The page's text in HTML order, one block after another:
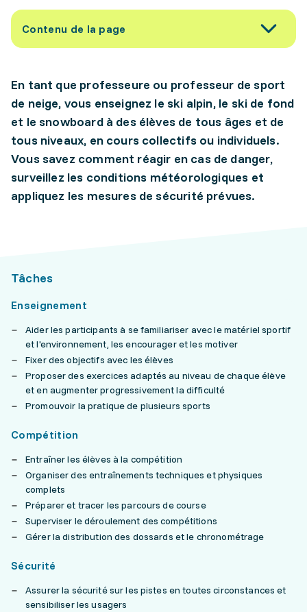
Contenu de la page
En tant que professeure ou professeur de sport
de neige, vous enseignez le ski alpin, le ski de fond
et le snowboard à des élèves de tous âges et de
tous niveaux, en cours collectifs ou individuels.
Vous savez comment réagir en cas de danger,
surveillez les conditions météorologiques et
appliquez les mesures de sécurité prévues.
Tâches
Enseignement
Aider les participants à se familiariser avec le matériel sportif
et l'environnement, les encourager et les motiver
Fixer des objectifs avec les élèves
Proposer des exercices adaptés au niveau de chaque élève
et en augmenter progressivement la difficulté
Promouvoir la pratique de plusieurs sports
Compétition
Entraîner les élèves à la compétition
Organiser des entraînements techniques et physiques
complets
Préparer et tracer les parcours de course
Superviser le déroulement des compétitions
Gérer la distribution des dossards et le chronométrage
Sécurité
Assurer la sécurité sur les pistes en toutes circonstances et
sensibiliser les usagers